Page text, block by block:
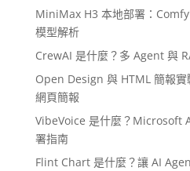
MiniMax H3 本地部署：
模型解析
CrewAI 是什麼？多 Agent 與
Open Design 與 HTML 簡報
網頁簡報
VibeVoice 是什麼？Microsoft
署指南
Flint Chart 是什麼？讓 AI